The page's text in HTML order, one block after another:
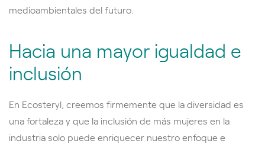
medioambientales del futuro.
Hacia una mayor igualdad e
inclusión
En Ecosteryl, creemos firmemente que la diversidad es
una fortaleza y que la inclusión de más mujeres en la
industria solo puede enriquecer nuestro enfoque e